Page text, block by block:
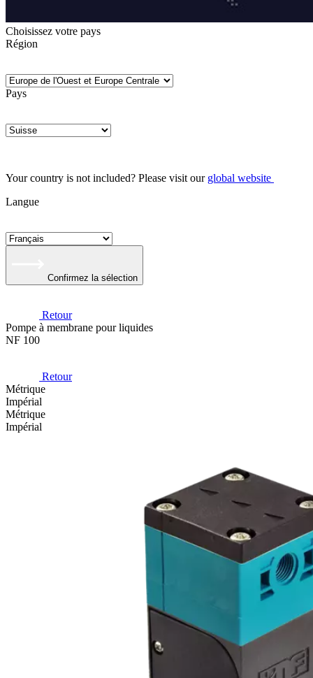
Choisissez votre pays
Région
Pays
Your country is not included? Please visit our global website
Langue
Confirmez la sélection
Retour
Pompe à membrane pour liquides
NF 100
Retour
Métrique
Impérial
Métrique
Impérial